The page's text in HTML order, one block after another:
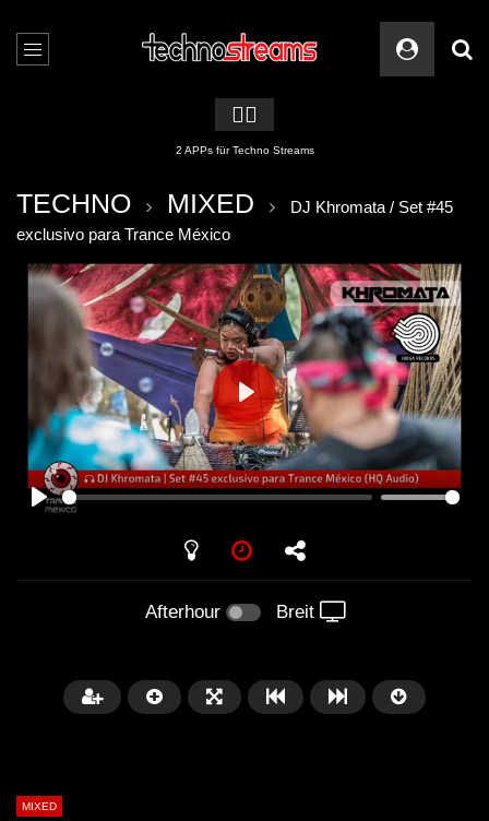
🏳️‍🌈
Server- & Website – Sicherheit auf Top Niveau
TECHNO MIXED
DJ Khromata / Set #45
exclusivo para Trance México
PLAY
Afterhour Breit
MIXED